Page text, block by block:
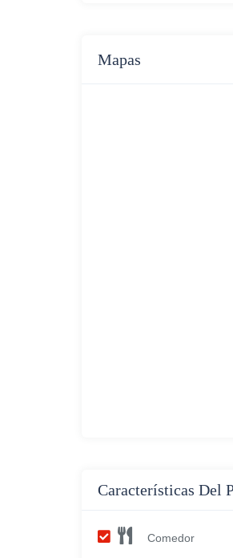
Mapas
Características Del
Comedor